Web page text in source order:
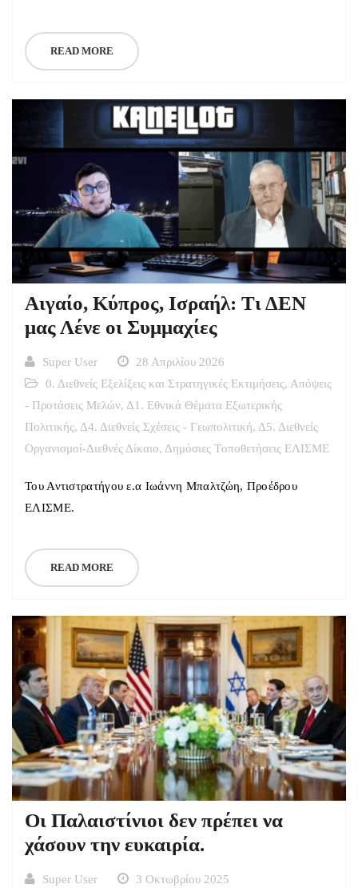
READ MORE
Αιγαίο, Κύπρος, Ισραήλ: Τι ΔΕΝ
μας Λένε οι Συμμαχίες
Super User
28 Απριλίου 2026
0. Διεθνείς Εξελίξεις και Στρατηγικές Εκτιμήσεις, Απόψεις
- Προτάσεις Μελών, Δ1. Εθνικά Θέματα Εξωτερικής
Πολιτικής, Δ4. Διεθνείς Σχέσεις - Γεωπολιτική, Δ5. Διεθνείς
Οργανισμοί-Διεθνές Δίκαιο, Δημόσιες Tοποθετήσεις ΕΛΙΣΜΕ
Του Αντιστρατήγου ε.α Ιωάννη Μπαλτζώη, Προέδρου
ΕΛΙΣΜΕ.
READ MORE
Οι Παλαιστίνιοι δεν πρέπει να
χάσουν την ευκαιρία.
Super User 3 Οκτωβρίου 2025